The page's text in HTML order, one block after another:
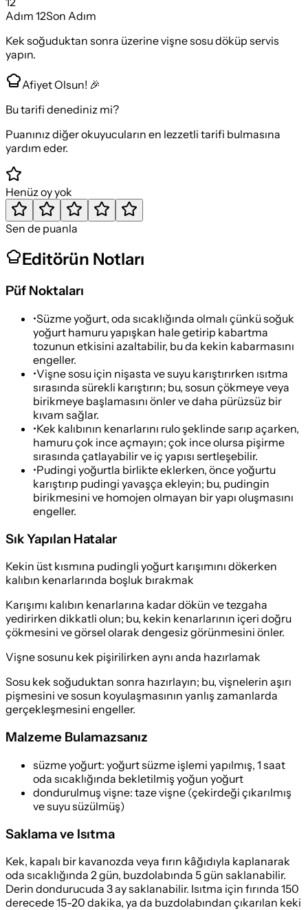
Adım 12Son Adım
Kek soğuduktan sonra üzerine vişne sosu döküp servis
yapın.
Afiyet Olsun! 🎉
Bu tarifi denediniz mi?
Puanınız diğer okuyucuların en lezzetli tarifi bulmasına
yardım eder.
Henüz oy yok
Sen de puanla
Editörün Notları
Püf Noktaları
•Süzme yoğurt, oda sıcaklığında olmalı çünkü soğuk
yoğurt hamuru yapışkan hale getirip kabartma
tozunun etkisini azaltabilir, bu da kekin kabarmasını
engeller.
•Vişne sosu için nişasta ve suyu karıştırırken ısıtma
sırasında sürekli karıştırın; bu, sosun çökmeye veya
birikmeye başlamasını önler ve daha pürüzsüz bir
kıvam sağlar.
•Kek kalıbının kenarlarını rulo şeklinde sarıp açarken,
hamuru çok ince açmayın; çok ince olursa pişirme
sırasında çatlayabilir ve iç yapısı sertleşebilir.
•Pudingi yoğurtla birlikte eklerken, önce yoğurtu
karıştırıp pudingi yavaşça ekleyin; bu, pudingin
birikmesini ve homojen olmayan bir yapı oluşmasını
engeller.
Sık Yapılan Hatalar
Kekin üst kısmına pudingli yoğurt karışımını dökerken
kalıbın kenarlarında boşluk bırakmak
Karışımı kalıbın kenarlarına kadar dökün ve tezgaha
yedirirken dikkatli olun; bu, kekin kenarlarının içeri doğru
çökmesini ve görsel olarak dengesiz görünmesini önler.
Vişne sosunu kek pişirilirken aynı anda hazırlamak
Sosu kek soğuduktan sonra hazırlayın; bu, vişnelerin aşırı
pişmesini ve sosun koyulaşmasının yanlış zamanlarda
gerçekleşmesini engeller.
Malzeme Bulamazsanız
süzme yoğurt: yoğurt süzme işlemi yapılmış, 1 saat
oda sıcaklığında bekletilmiş yoğun yoğurt
dondurulmuş vişne: taze vişne (çekirdeği çıkarılmış
ve suyu süzülmüş)
Saklama ve Isıtma
Kek, kapalı bir kavanozda veya fırın kâğıdıyla kaplanarak
oda sıcaklığında 2 gün, buzdolabında 5 gün saklanabilir.
Derin dondurucuda 3 ay saklanabilir. Isıtma için fırında 150
derecede 15-20 dakika, ya da buzdolabından çıkarılan keki